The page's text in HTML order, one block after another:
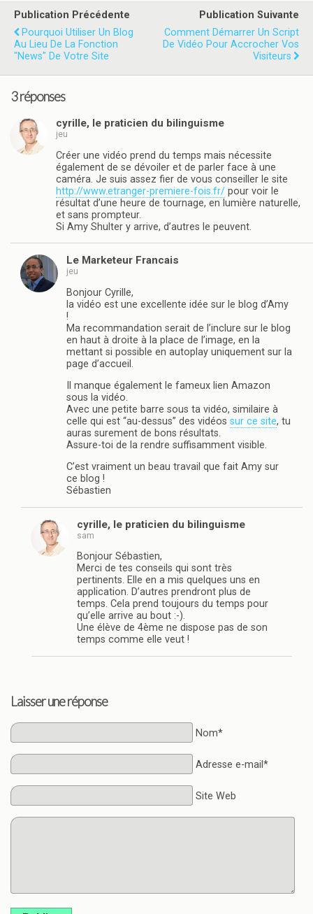
Publication Précédente
Pourquoi Utiliser Un Blog
Au Lieu De La Fonction
"news" De Votre Site
Publication Suivante
Comment Démarrer Un Script
De Vidéo Pour Accrocher Vos
Visiteurs
3 réponses
cyrille, le praticien du bilinguisme
jeu
Créer une vidéo prend du temps mais nécessite
également de se dévoiler et de parler face à une
caméra. Je suis assez fier de vous conseiller le site
http://www.etranger-premiere-fois.fr/ pour voir le
résultat d’une heure de tournage, en lumière naturelle,
et sans prompteur.
Si Amy Shulter y arrive, d’autres le peuvent.
Le Marketeur Francais
jeu
Bonjour Cyrille,
la vidéo est une excellente idée sur le blog d’Amy
!
Ma recommandation serait de l’inclure sur le blog
en haut à droite à la place de l’image, en la
mettant si possible en autoplay uniquement sur la
page d’accueil.
Il manque également le fameux lien Amazon
sous la vidéo.
Avec une petite barre sous ta vidéo, similaire à
celle qui est “au-dessus” des vidéos sur ce site, tu
auras surement de bons résultats.
Assure-toi de la rendre suffisamment visible.
C’est vraiment un beau travail que fait Amy sur
ce blog !
Sébastien
cyrille, le praticien du bilinguisme
sam
Bonjour Sébastien,
Merci de tes conseils qui sont très
pertinents. Elle en a mis quelques uns en
application. D’autres prendront plus de
temps. Cela prend toujours du temps pour
qu’elle arrive au bout :-).
Une élève de 4ème ne dispose pas de son
temps comme elle veut !
Laisser une réponse
Nom*
Adresse e-mail*
Site Web